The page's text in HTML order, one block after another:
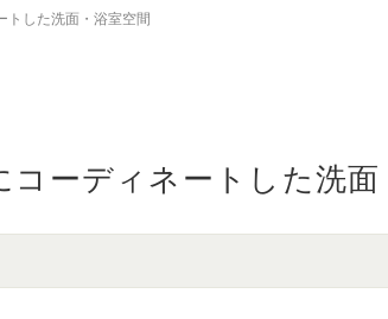
トした洗面・浴室空間
ーディネートした洗面